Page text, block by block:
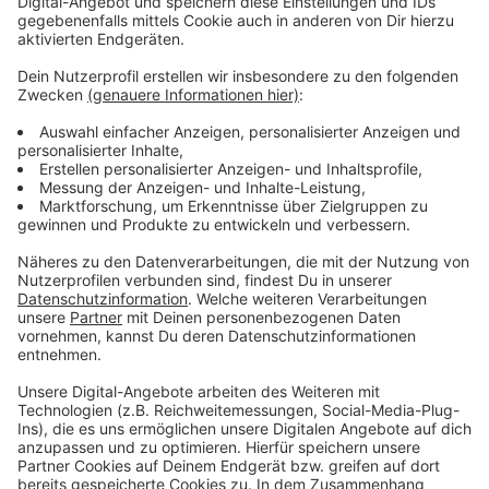
Das merken auch die Gäste: Zum Beispiel an
geänderten Speisekarten und Öffnungszeiten oder
zusätzlichen Ruhetagen, so Hellwig weiter.
Anzeige
Weitere Infos und Links zum Thema
Anzeige
Gastro sucht Mitarbeitende - auch Perspektive für
Menschen aus der Ukraine?
Mehr Gehalt für Gastro-Mitarbeitende
Auch Anfang des Monats war die Gastro noch
nicht wieder zufrieden